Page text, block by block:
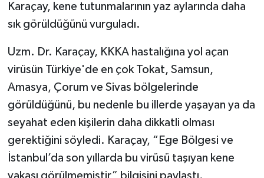
Karaçay, kene tutunmalarının yaz aylarında daha
sık görüldüğünü vurguladı.
Uzm. Dr. Karaçay, KKKA hastalığına yol açan
virüsün Türkiye'de en çok Tokat, Samsun,
Amasya, Çorum ve Sivas bölgelerinde
görüldüğünü, bu nedenle bu illerde yaşayan ya da
seyahat eden kişilerin daha dikkatli olması
gerektiğini söyledi. Karaçay, “Ege Bölgesi ve
İstanbul’da son yıllarda bu virüsü taşıyan kene